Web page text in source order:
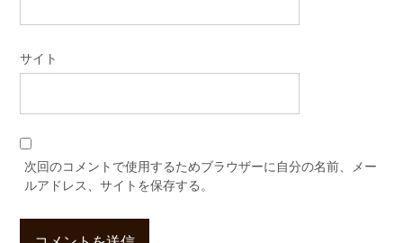
サイト
次回のコメントで使用するためブラウザーに自分の名前、メー
ルアドレス、サイトを保存する。